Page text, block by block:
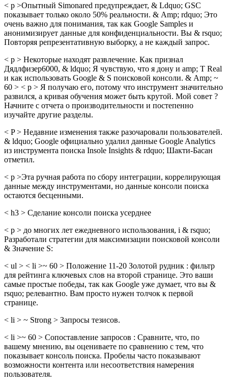
< p >Опытный Simonared предупреждает, & Ldquo; GSC
показывает только около 50% реальности. & Amp; rdquo; Это
очень важно для понимания, так как Google Samples и
анонимизирует данные для конфиденциальности. Вы & rsquo;
Повторяя репрезентативную выборку, а не каждый запрос.
< p > Некоторые находят развлечение. Как признал
Дядлфизер6000, & ldquo; Я чувствую, что я дону и amp; T Real
и как использовать Google & S поисковой консоли. & Amp; ~
60 > < p > Я получаю его, потому что инструмент значительно
развился, а кривая обучения может быть крутой. Мой совет ?
Начните с отчета о производительности и постепенно
изучайте другие разделы.
< P > Недавние изменения также разочаровали пользователей.
& ldquo; Google официально удалил данные Google Analytics
из инструмента поиска Insole Insights & rdquo; Шакти-Басан
отметил.
< p >Эта ручная работа по сбору интеграции, коррелирующая
данные между инструментами, но данные консоли поиска
остаются бесценными.
< h3 > Сделание консоли поиска усерднее
< p > до многих лет ежедневного использования, i & rsquo;
Разработали стратегии для максимизации поисковой консоли
& Значение S:
< ul > < li >~ 60 > Положение 11-20 Золотой рудник : фильтр
для рейтинга ключевых слов на второй странице. Это ваши
самые простые победы, так как Google уже думает, что вы &
rsquo; релевантно. Вам просто нужен толчок к первой
странице.
< li > ~ Strong > Запросы тезисов.
< li >~ 60 > Сопоставление запросов : Сравните, что, по
вашему мнению, вы оцениваете по сравнению с тем, что
показывает консоль поиска. Пробелы часто показывают
возможности контента или несоответствия намерения
пользователя.